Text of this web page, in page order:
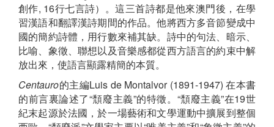
創作, 16行七言詩）。這三首詩都是他來澳門後，在學
習漢語和翻譯漢詩期間的作品。他將西方多音節變成中
國的簡約詩體，用行數來補其缺。詩中的句法、暗示、
比喻、象徵、聯想以及音樂感都從西方語言的約束中解
放出來，使語言顯露精簡的本質。
Centauro的主編Luis de Montalvor (1891-1947) 在本書
的前言裏論述了“頹廢主義”的特徵。“頹廢主義”在19世
紀末起源於法國，於一場藝術和文學運動中擴展到整個